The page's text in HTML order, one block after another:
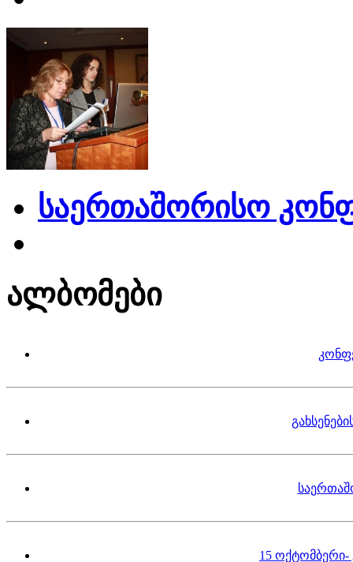
საერთაშორისო
ალბომები
15